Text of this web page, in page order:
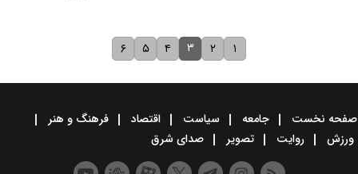
۱ ۲ ۳ ۴ ۵ ۶
صفحه نخست جامعه سیاست اقتصاد
فرهنگ و هنر
ورزش
روایت تصویر صدای شرق